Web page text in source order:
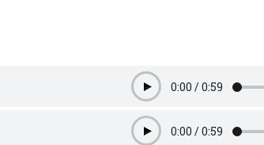
Play0:00 /0:59
Play0:00 /0:59